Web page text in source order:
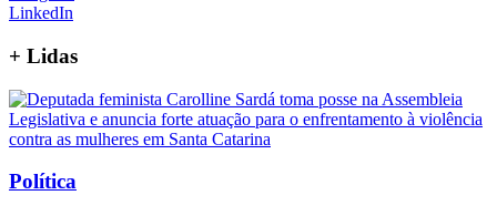
LinkedIn
+ Lidas
Política